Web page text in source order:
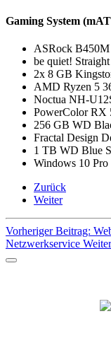
Gaming System
ASRock B450M
be quiet!
2x 8 GB
AMD Ryzen 5
Noctua NH-
PowerColor RX
256 GB WD
Fractal Design
1 TB WD Blue
Windows 10
Zurück
Weiter
Vorheriger Beitrag:
Netzwerkservice Weiter